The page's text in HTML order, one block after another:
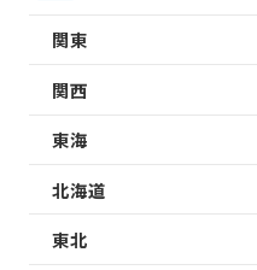
関東
関西
東海
北海道
東北